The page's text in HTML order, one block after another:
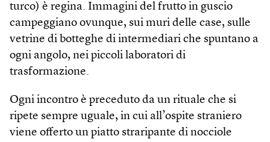
turco) è regina. Immagini del frutto in guscio
campeggiano ovunque, sui muri delle case, sulle
vetrine di botteghe di intermediari che spuntano a
ogni angolo, nei piccoli laboratori di
trasformazione.
Ogni incontro è preceduto da un rituale che si
ripete sempre uguale, in cui all’ospite straniero
viene offerto un piatto straripante di nocciole